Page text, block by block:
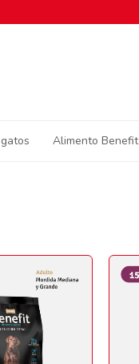
Alimento Benefit